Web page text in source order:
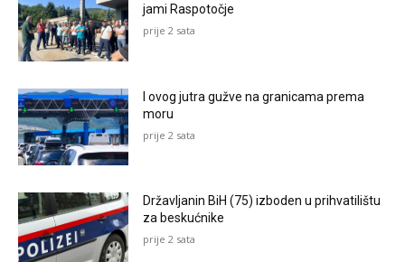
jami Raspotočje
prije 2 sata
I ovog jutra gužve na granicama prema
moru
prije 2 sata
Državljanin BiH (75) izboden u prihvatilištu
za beskućnike
prije 2 sata